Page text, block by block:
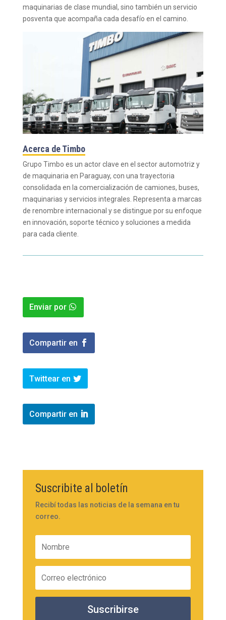
maquinarias de clase mundial, sino también un servicio
posventa que acompaña cada desafío en el camino.
Acerca de Timbo
Grupo Timbo es un actor clave en el sector automotriz y
de maquinaria en Paraguay, con una trayectoria
consolidada en la comercialización de camiones, buses,
maquinarias y servicios integrales. Representa a marcas
de renombre internacional y se distingue por su enfoque
en innovación, soporte técnico y soluciones a medida
para cada cliente.
Enviar por
Compartir en
Twittear en
Compartir en
Suscribite al boletín
Recibí todas las noticias de la semana en tu
correo.
Suscribirse